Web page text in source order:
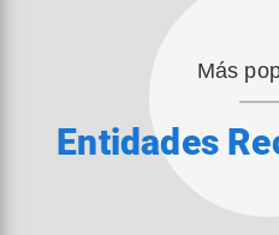
Más
Entidades